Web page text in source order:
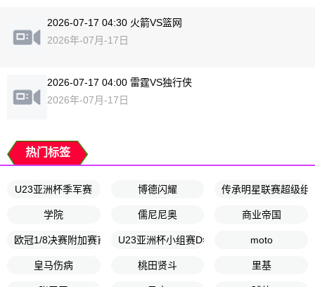
2026-07-17 04:30 火箭VS篮网
2026年-07月-17日
2026-07-17 04:00 雷霆VS独行侠
2026年-07月-17日
热门标签
U23亚洲杯季军赛 博德闪耀 传承明星联赛超级组
学院 儒尼尼奥 商业帝国
欧冠1/8决赛附加赛首回合U23亚洲杯小组赛D组 moto
皇马伤病 桃田贤斗 里基